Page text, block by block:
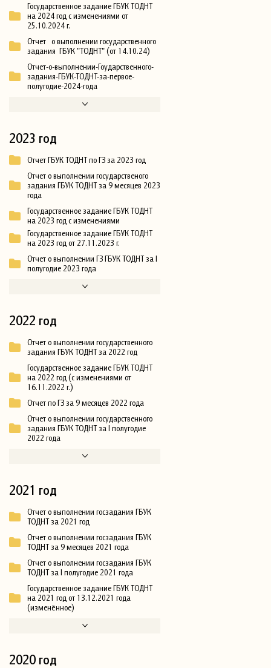
Государственное задание ГБУК ТОДНТ
на 2024 год с изменениями от
25.10.2024 г.
Отчет о выполнении государственного
задания ГБУК "ТОДНТ" (от 14.10.24)
Отчет-о-выполнении-Гоударственного-
задания-ГБУК-ТОДНТ-за-первое-
полугодие-2024-года
2023 год
Отчет ГБУК ТОДНТ по ГЗ за 2023 год
Отчет о выполнении государственого
задания ГБУК ТОДНТ за 9 месяцев 2023
года
Государственное задание ГБУК ТОДНТ
на 2023 год с изменениями
Государственное задание ГБУК ТОДНТ
на 2023 год от 27.11.2023 г.
Отчет о выполнении ГЗ ГБУК ТОДНТ за I
полугодие 2023 года
2022 год
Отчет о выполнении государственного
задания ГБУК ТОДНТ за 2022 год
Государственное задание ГБУК ТОДНТ
на 2022 год (с изменениями от
16.11.2022 г.)
Отчет по ГЗ за 9 месяцев 2022 года
Отчет о выполнении государственного
задания ГБУК ТОДНТ за I полугодие
2022 года
2021 год
Отчет о выполнении госзадания ГБУК
ТОДНТ за 2021 год
Отчет о выполнении госзадания ГБУК
ТОДНТ за 9 месяцев 2021 года
Отчет о выполнении госзадания ГБУК
ТОДНТ за I полугодие 2021 года
Государственное задание ГБУК ТОДНТ
на 2021 год от 13.12.2021 года
(изменённое)
2020 год